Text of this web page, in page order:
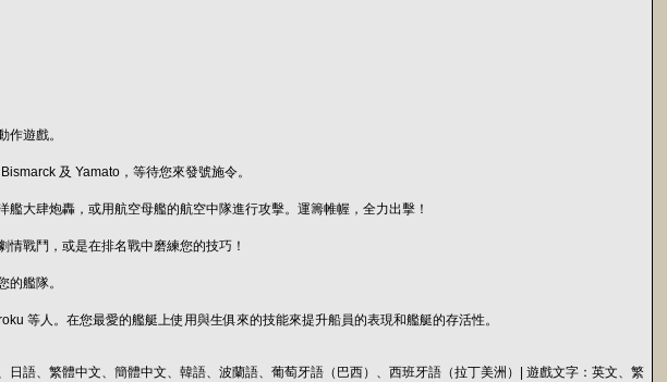
作遊戲。
及 Yamato，等待您來發號施令。
大肆炮轟，或用航空母艦的航空中隊進行攻擊。運籌帷幄，全力出擊！
戰鬥，或是在排名戰中磨練您的技巧！
艦隊。
等人。在您最愛的艦艇上使用與生俱來的技能來提升船員的表現和艦艇的存活性。
語、繁體中文、簡體中文、韓語、波蘭語、葡萄牙語（巴西）、西班牙語（拉丁美洲）| 遊戲文字：英文、繁